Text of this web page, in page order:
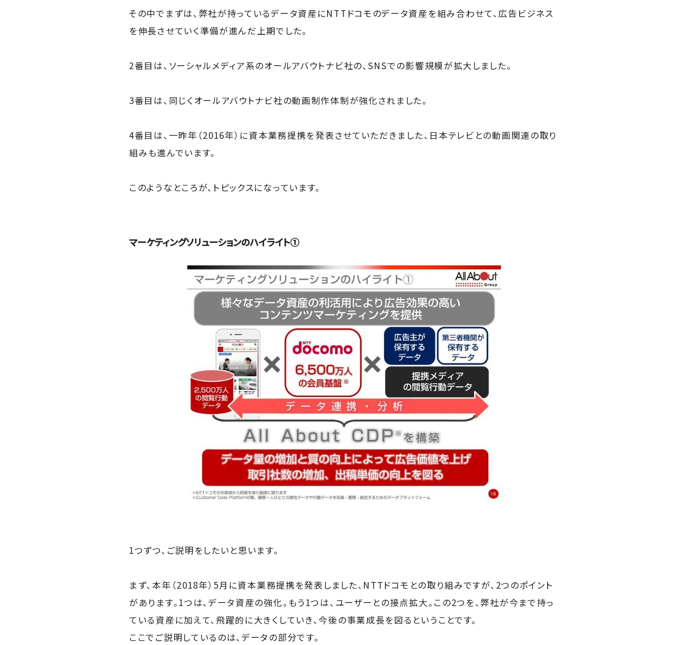
その中でまずは、弊社が持っているデータ資産にNTTドコモのデータ資産を組み合わせて、広告ビジネス
を伸長させていく準備が進んだ上期でした。
2番目は、ソーシャルメディア系のオールアバウトナビ社の、SNSでの影響規模が拡大しました。
3番目は、同じくオールアバウトナビ社の動画制作体制が強化されました。
4番目は、一昨年（2016年）に資本業務提携を発表させていただきました、日本テレビとの動画関連の取り
組みも進んでいます。
このようなところが、トピックスになっています。
マーケティングソリューションのハイライト①
1つずつ、ご説明をしたいと思います。
まず、本年（2018年）5月に資本業務提携を発表しました、NTTドコモとの取り組みですが、2つのポイント
があります。1つは、データ資産の強化。もう1つは、ユーザーとの接点拡大。この2つを、弊社が今まで持っ
ている資産に加えて、飛躍的に大きくしていき、今後の事業成長を図るということです。
ここでご説明しているのは、データの部分です。